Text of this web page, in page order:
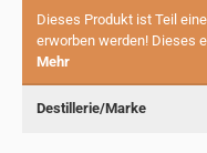
Dieses Produkt ist Teil
erworben werden! Dieses
Mehr
Destillerie/Marke